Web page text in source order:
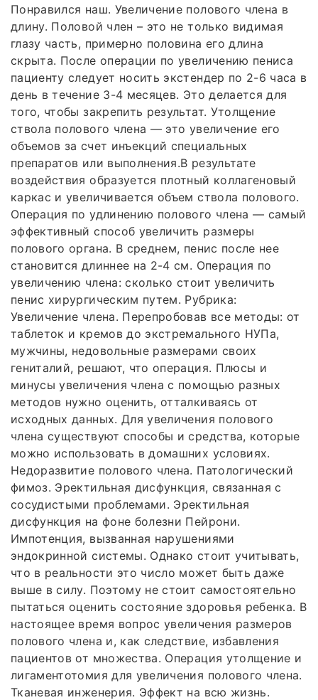
Понравился наш. Увеличение полового члена в
длину. Половой член – это не только видимая
глазу часть, примерно половина его длина
скрыта. После операции по увеличению пениса
пациенту следует носить экстендер по 2-6 часа в
день в течение 3-4 месяцев. Это делается для
того, чтобы закрепить результат. Утолщение
ствола полового члена — это увеличение его
объемов за счет инъекций специальных
препаратов или выполнения.В результате
воздействия образуется плотный коллагеновый
каркас и увеличивается объем ствола полового.
Операция по удлинению полового члена — самый
эффективный способ увеличить размеры
полового органа. В среднем, пенис после нее
становится длиннее на 2-4 см. Операция по
увеличению члена: сколько стоит увеличить
пенис хирургическим путем. Рубрика:
Увеличение члена. Перепробовав все методы: от
таблеток и кремов до экстремального НУПа,
мужчины, недовольные размерами своих
гениталий, решают, что операция. Плюсы и
минусы увеличения члена с помощью разных
методов нужно оценить, отталкиваясь от
исходных данных. Для увеличения полового
члена существуют способы и средства, которые
можно использовать в домашних условиях.
Недоразвитие полового члена. Патологический
фимоз. Эректильная дисфункция, связанная с
сосудистыми проблемами. Эректильная
дисфункция на фоне болезни Пейрони.
Импотенция, вызванная нарушениями
эндокринной системы. Однако стоит учитывать,
что в реальности это число может быть даже
выше в силу. Поэтому не стоит самостоятельно
пытаться оценить состояние здоровья ребенка. В
настоящее время вопрос увеличения размеров
полового члена и, как следствие, избавления
пациентов от множества. Операция утолщение и
лигаментотомия для увеличения полового члена.
Тканевая инженерия. Эффект на всю жизнь.